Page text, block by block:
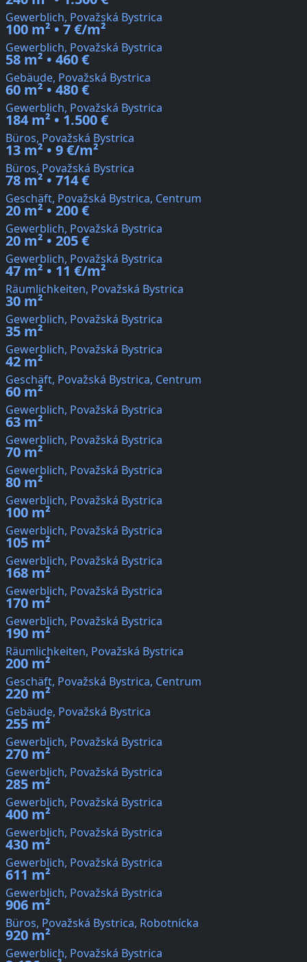
Gewerblich, Považská Bystrica
100 m² • 7 €/m²
Gewerblich, Považská Bystrica
58 m² • 460 €
Gebäude, Považská Bystrica
60 m² • 480 €
Gewerblich, Považská Bystrica
184 m² • 1.500 €
Büros, Považská Bystrica
13 m² • 9 €/m²
Büros, Považská Bystrica
78 m² • 714 €
Geschäft, Považská Bystrica, Centrum
20 m² • 200 €
Gewerblich, Považská Bystrica
20 m² • 205 €
Gewerblich, Považská Bystrica
47 m² • 11 €/m²
Räumlichkeiten, Považská Bystrica
30 m²
Gewerblich, Považská Bystrica
35 m²
Gewerblich, Považská Bystrica
42 m²
Geschäft, Považská Bystrica, Centrum
60 m²
Gewerblich, Považská Bystrica
63 m²
Gewerblich, Považská Bystrica
70 m²
Gewerblich, Považská Bystrica
80 m²
Gewerblich, Považská Bystrica
100 m²
Gewerblich, Považská Bystrica
105 m²
Gewerblich, Považská Bystrica
168 m²
Gewerblich, Považská Bystrica
170 m²
Gewerblich, Považská Bystrica
190 m²
Räumlichkeiten, Považská Bystrica
200 m²
Geschäft, Považská Bystrica, Centrum
220 m²
Gebäude, Považská Bystrica
255 m²
Gewerblich, Považská Bystrica
270 m²
Gewerblich, Považská Bystrica
285 m²
Gewerblich, Považská Bystrica
400 m²
Gewerblich, Považská Bystrica
430 m²
Gewerblich, Považská Bystrica
611 m²
Gewerblich, Považská Bystrica
906 m²
Büros, Považská Bystrica, Robotnícka
920 m²
Gewerblich, Považská Bystrica